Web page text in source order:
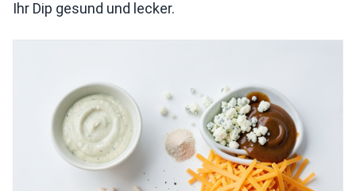
Ihr Dip gesund und lecker.